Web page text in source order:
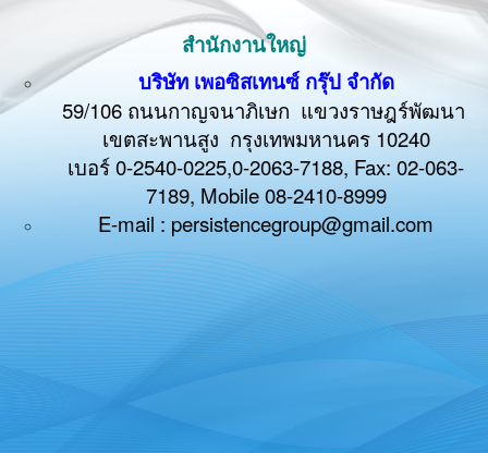
สำนักงานใหญ่
บริษัท เพอซิสเทนซ์ กรุ๊ป จำกัด
59/106 ถนนกาญจนาภิเษก แขวงราษฎร์พัฒนา
เขตสะพานสูง กรุงเทพมหานคร 10240
เบอร์ 0-2540-0225,0-2063-7188, Fax: 02-063-
7189, Mobile08-2410-8999
E-mail : persistencegroup@gmail.com